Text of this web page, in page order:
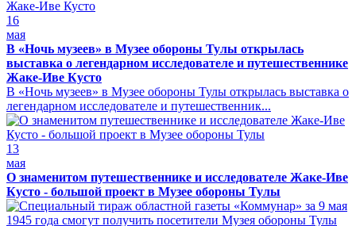
16
мая
В «Ночь музеев» в Музее обороны Тулы открылась
выставка о легендарном исследователе и путешественнике
Жаке-Иве Кусто
В «Ночь музеев» в Музее обороны Тулы открылась выставка о
легендарном исследователе и путешественник...
13
мая
О знаменитом путешественнике и исследователе Жаке-Иве
Кусто - большой проект в Музее обороны Тулы